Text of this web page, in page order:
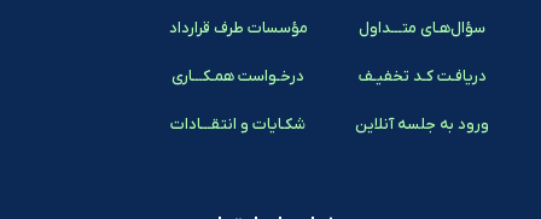
سؤال‌هـای متـــداول
دریافـت کـد تخفیـف
ورود به جلسه آنلاین
مؤسسات طرف قرارداد
درخـواست همـکـــاری
شکـایات و انتقـــادات